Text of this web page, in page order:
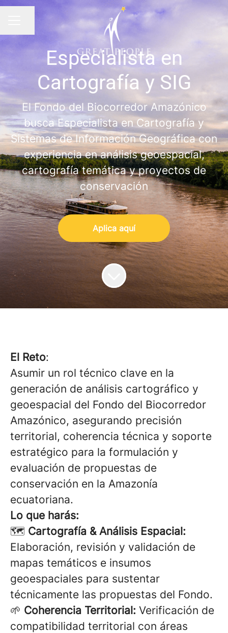
Compartir página
Especialista en
Cartografía y SIG
El Fondo del Biocorredor Amazónico
busca Especialista en Cartografía y
Sistemas de Información Geográfica con
experiencia en análisis geoespacial,
cartografía temática y proyectos de
conservación
Aplica aquí
El Reto:
Asumir un rol técnico clave en la
generación de análisis cartográfico y
geoespacial del Fondo del Biocorredor
Amazónico, asegurando precisión
territorial, coherencia técnica y soporte
estratégico para la formulación y
evaluación de propuestas de
conservación en la Amazonía
ecuatoriana.
Lo que harás:
🗺️ Cartografía & Análisis Espacial:
Elaboración, revisión y validación de
mapas temáticos e insumos
geoespaciales para sustentar
técnicamente las propuestas del Fondo.
🌱 Coherencia Territorial: Verificación de
compatibilidad territorial con áreas